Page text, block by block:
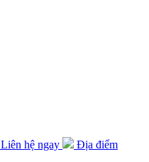
Liên hệ ngay
Địa điểm